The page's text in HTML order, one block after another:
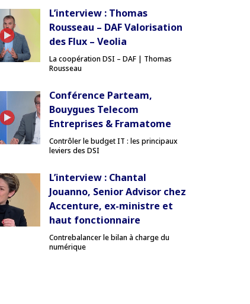
L’interview : Thomas
Rousseau – DAF Valorisation
des Flux – Veolia
La coopération DSI – DAF | Thomas
Rousseau
Conférence Parteam,
Bouygues Telecom
Entreprises & Framatome
Contrôler le budget IT : les principaux
leviers des DSI
L’interview : Chantal
Jouanno, Senior Advisor chez
Accenture, ex-ministre et
haut fonctionnaire
Contrebalancer le bilan à charge du
numérique